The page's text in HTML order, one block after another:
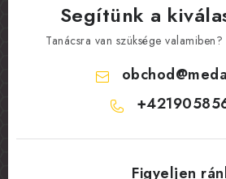
Segítünk a
Tanácsra van szüksége
obchod@